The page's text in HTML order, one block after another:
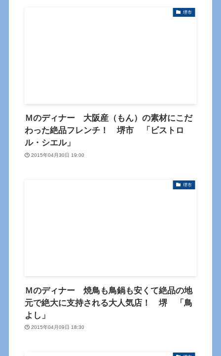
堺市
Ｍのディナー 大阪産（もん）の素材にこだ
わった絶品フレンチ！ 堺市 「ビストロ
ル・シエル」
2015年04月30日 19:00
堺市
Ｍのディナー 焼鳥も鳥鍋も安くて絶品の地
元で絶大に支持される大人気店！ 堺 「鳥
よし」
2015年04月09日 18:30